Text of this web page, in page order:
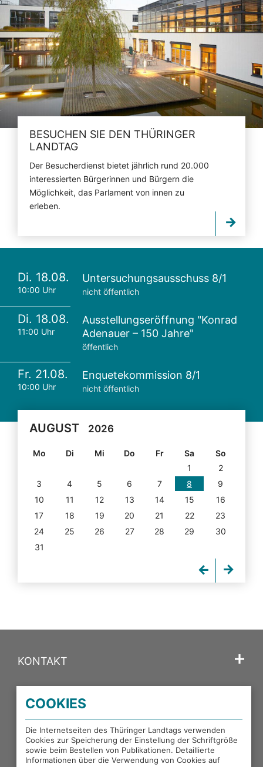
BESUCHEN SIE DEN THÜRINGER
LANDTAG
Der Besucherdienst bietet jährlich rund 20.000
interessierten Bürgerinnen und Bürgern die
Möglichkeit, das Parlament von innen zu
erleben.
Di. 18.08.
10:00 Uhr
Untersuchungsausschuss 8/1
nicht öffentlich
Di. 18.08.
11:00 Uhr
Ausstellungseröffnung "Konrad
Adenauer – 150 Jahre"
öffentlich
Fr. 21.08.
10:00 Uhr
Enquetekommission 8/1
nicht öffentlich
AUGUST 2026
Mo Di Mi Do Fr Sa
So
1
2
3
4 5 6 7 8
9
10
11 12 13 14 15
16
17
18 19 20 21 22
23
24
25 26 27 28 29
30
31
KONTAKT
PORTALE DES THÜRINGER LANDTAGS
EXTERNE LINKS
COOKIES
Die Internetseiten des Thüringer Landtags verwenden
Cookies zur Speicherung der Einstellung der Schriftgröße
sowie beim Bestellen von Publikationen. Detaillierte
Informationen über die Verwendung von Cookies auf